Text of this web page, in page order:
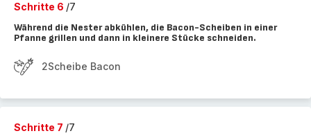
Schritte 6 /7
Während die Nester abkühlen, die Bacon-Scheiben in einer
Pfanne grillen und dann in kleinere Stücke schneiden.
2Scheibe Bacon
Schritte 7 /7